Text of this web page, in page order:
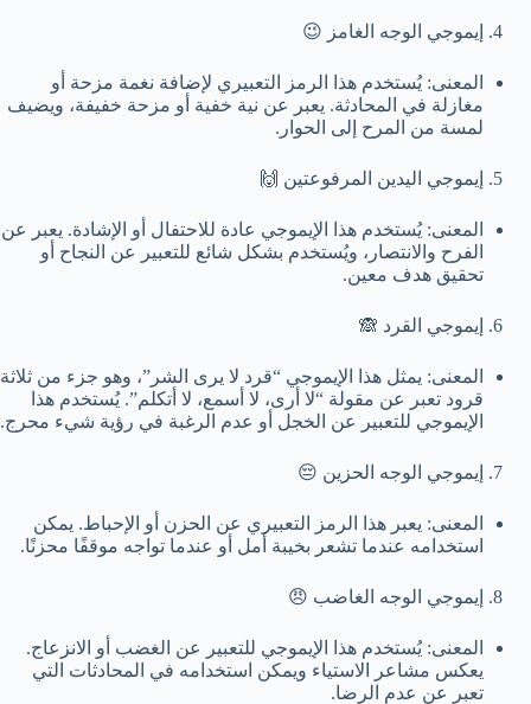
إيموجي الوجه الغامز 😉
المعنى: يُستخدم هذا الرمز التعبيري لإضافة نغمة مزحة أو
مغازلة في المحادثة. يعبر عن نية خفية أو مزحة خفيفة، ويضيف
لمسة من المرح إلى الحوار.
إيموجي اليدين المرفوعتين 🙌
المعنى: يُستخدم هذا الإيموجي عادة للاحتفال أو الإشادة. يعبر عن
الفرح والانتصار، ويُستخدم بشكل شائع للتعبير عن النجاح أو
تحقيق هدف معين.
إيموجي القرد 🙈
المعنى: يمثل هذا الإيموجي “قرد لا يرى الشر”، وهو جزء من ثلاثة
قرود تعبر عن مقولة “لا أرى، لا أسمع، لا أتكلم”. يُستخدم هذا
الإيموجي للتعبير عن الخجل أو عدم الرغبة في رؤية شيء محرج.
إيموجي الوجه الحزين 😔
المعنى: يعبر هذا الرمز التعبيري عن الحزن أو الإحباط. يمكن
استخدامه عندما تشعر بخيبة أمل أو عندما تواجه موقفًا محزنًا.
إيموجي الوجه الغاضب 😠
المعنى: يُستخدم هذا الإيموجي للتعبير عن الغضب أو الانزعاج.
يعكس مشاعر الاستياء ويمكن استخدامه في المحادثات التي
تعبر عن عدم الرضا.